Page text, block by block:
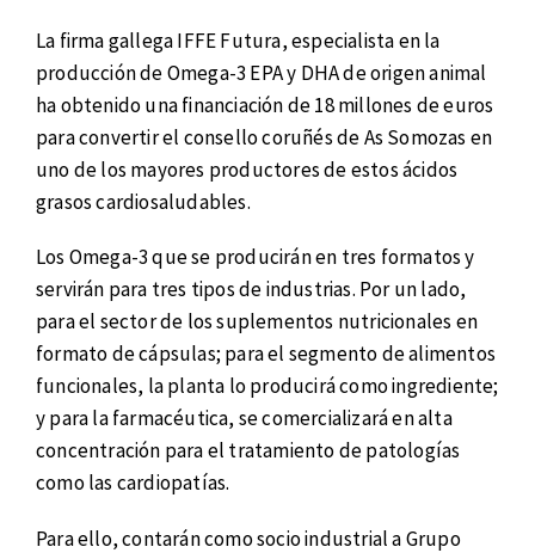
La firma gallega IFFE Futura, especialista en la
producción de Omega-3 EPA y DHA de origen animal
ha obtenido una financiación de 18 millones de euros
para convertir el consello coruñés de As Somozas en
uno de los mayores productores de estos ácidos
grasos cardiosaludables.
Los Omega-3 que se producirán en tres formatos y
servirán para tres tipos de industrias. Por un lado,
para el sector de los suplementos nutricionales en
formato de cápsulas; para el segmento de alimentos
funcionales, la planta lo producirá como ingrediente;
y para la farmacéutica, se comercializará en alta
concentración para el tratamiento de patologías
como las cardiopatías.
Para ello, contarán como socio industrial a Grupo